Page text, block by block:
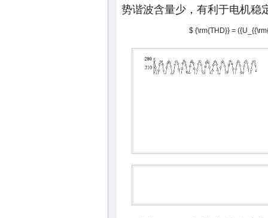
势谐波含量少，有利于电机稳
$ {\rm{THD}} =